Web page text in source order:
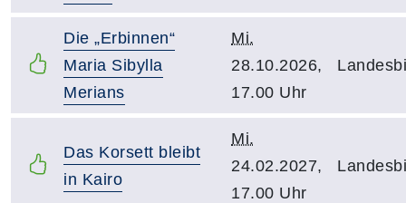
Die „Erbinnen“
Maria Sibylla
Merians
Mi.
28.10.2026,
17.00 Uhr
Das Korsett bleibt
in Kairo
Mi.
24.02.2027,
17.00 Uhr